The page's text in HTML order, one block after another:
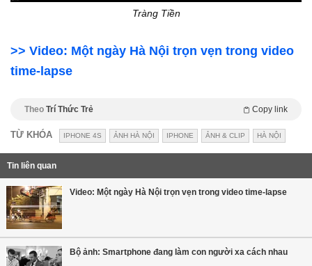
Tràng Tiền
>> Video: Một ngày Hà Nội trọn vẹn trong video
time-lapse
Theo Trí Thức Trẻ Copy link
TỪ KHÓA IPHONE 4S ẢNH HÀ NỘI IPHONE ẢNH & CLIP HÀ NỘI
Tin liên quan
Video: Một ngày Hà Nội trọn vẹn trong video time-lapse
Bộ ảnh: Smartphone đang làm con người xa cách nhau